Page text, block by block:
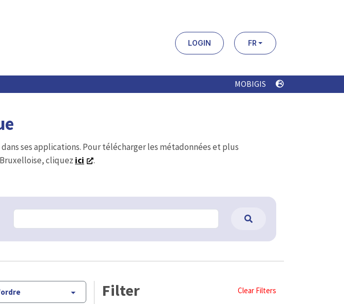
LOGIN FR
MOBIGIS
ses applications. Pour télécharger les métadonnées et plus
cliquez ici .
Filter Clear Filters